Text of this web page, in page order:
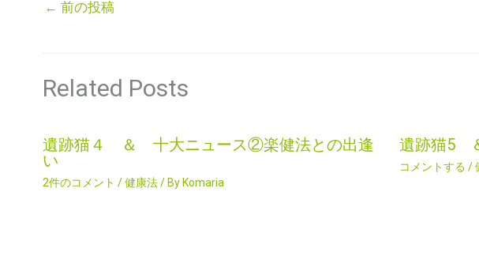
← 前の投稿
Related Posts
遺跡猫４ ＆ 十大ニュース②楽健法との出逢
い
2件のコメント /健康法/ By Komaria
遺跡猫5
コメントする /